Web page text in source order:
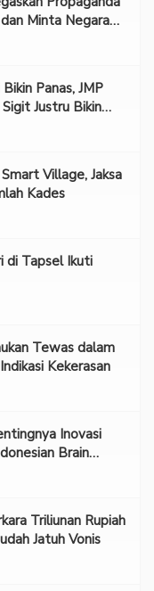
Minta Negara
Panas, JMP
Justru Bikin
Village, Jaksa
Kades
di Tapsel Ikuti
Tewas dalam
Kekerasan
Inovasi
Brain
Jakarta”
Triliunan Rupiah
Jatuh Vonis